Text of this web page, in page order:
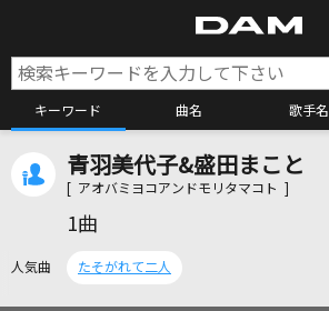
キーワード 曲名 歌手名
カラオケ検索
青羽美代子&盛田まこと
[ アオバミヨコアンドモリタマコト ]
1曲
人気曲 たそがれて二人